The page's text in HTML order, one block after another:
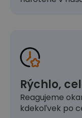
Rýchlo,
Reagujeme
kdekoľvek po